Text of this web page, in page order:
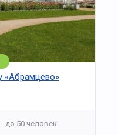
«Абрамцево»
до 50 человек